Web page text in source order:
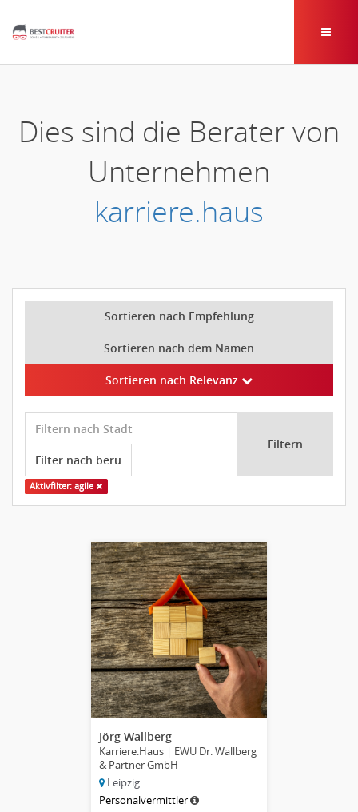
Dies sind die Berater von
Unternehmen
karriere.haus
Sortieren nach Empfehlung
Sortieren nach dem Namen
Sortieren nach Relevanz
Filtern
Aktivfilter: agile
Jörg Wallberg
Karriere.Haus | EWU Dr. Wallberg
& Partner GmbH
Leipzig
Personalvermittler